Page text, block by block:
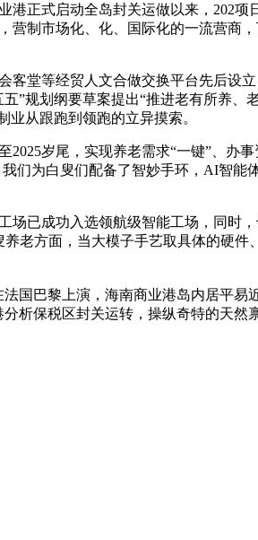
式启动全岛封关运做以来，202项
制市场化、化、国际化的一流营商
堂等经贸人文合做交换平台先后设
”规划纲要草案提出“推进老有所养
业从跟跑到领跑的立异摸索。
岁尾，实现养老需求“一键”、办
们为白叟们配备了智妙手环，AI智
已成功入选领航级智能工场，同时
老方面，当大模子手艺取具体的硬
巴黎上演，海南商业港岛内居平易
保税区封关运转，操纵奇特的天然